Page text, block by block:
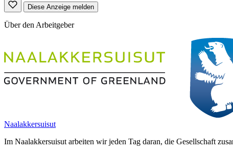
Diese Anzeige melden
Über den Arbeitgeber
Naalakkersuisut
Im Naalakkersuisut arbeiten wir jeden Tag daran, die Gesellschaft